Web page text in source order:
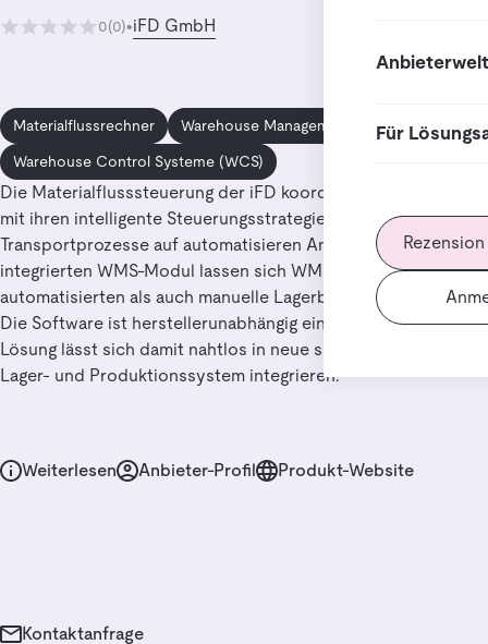
Anbieterwelt
Für
0(0)•iFD GmbH
Materialflussrechner Warehouse Management Systeme (WMS)
Warehouse Control Systeme (WCS)
Die Materialflusssteuerung der iFD koordiniert und optimiert
mit ihren intelligente Steuerungsstrategien die komplexen
Transportprozesse auf automatisieren Anlagen. Mit dem
integrierten WMS-Modul lassen sich WMS-Funktionen für die
automatisierten als auch manuelle Lagerbereiche abbilden.
Die Software ist herstellerunabhängig einsetzbar. Die flexible
Lösung lässt sich damit nahtlos in neue sowie bestehende
Lager- und Produktionssystem integrieren.
Weiterlesen Anbieter-Profil Produkt-Website
Kontaktanfrage